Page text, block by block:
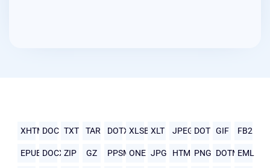
XHTMLDOC TXT TAR DOTXXLSB XLT JPEG DOT GIF FB2
EPUB DOCXZIP GZ PPSMONE JPG HTMLPNG DOTMEML